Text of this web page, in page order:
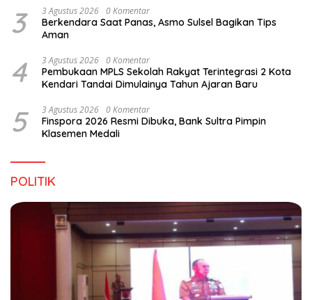
3 3 Agustus 2026 0 Komentar
Berkendara Saat Panas, Asmo Sulsel Bagikan Tips
Aman
4 3 Agustus 2026 0 Komentar
Pembukaan MPLS Sekolah Rakyat Terintegrasi 2 Kota
Kendari Tandai Dimulainya Tahun Ajaran Baru
5 3 Agustus 2026 0 Komentar
Finspora 2026 Resmi Dibuka, Bank Sultra Pimpin
Klasemen Medali
POLITIK